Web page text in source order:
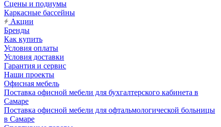
Сцены и подиумы
Каркасные бассейны
Акции
Бренды
Как купить
Условия оплаты
Условия доставки
Гарантия и сервис
Наши проекты
Офисная мебель
Поставка офисной мебели для бухгалтерского кабинета в
Самаре
Поставка офисной мебели для офтальмологической больницы
в Самаре